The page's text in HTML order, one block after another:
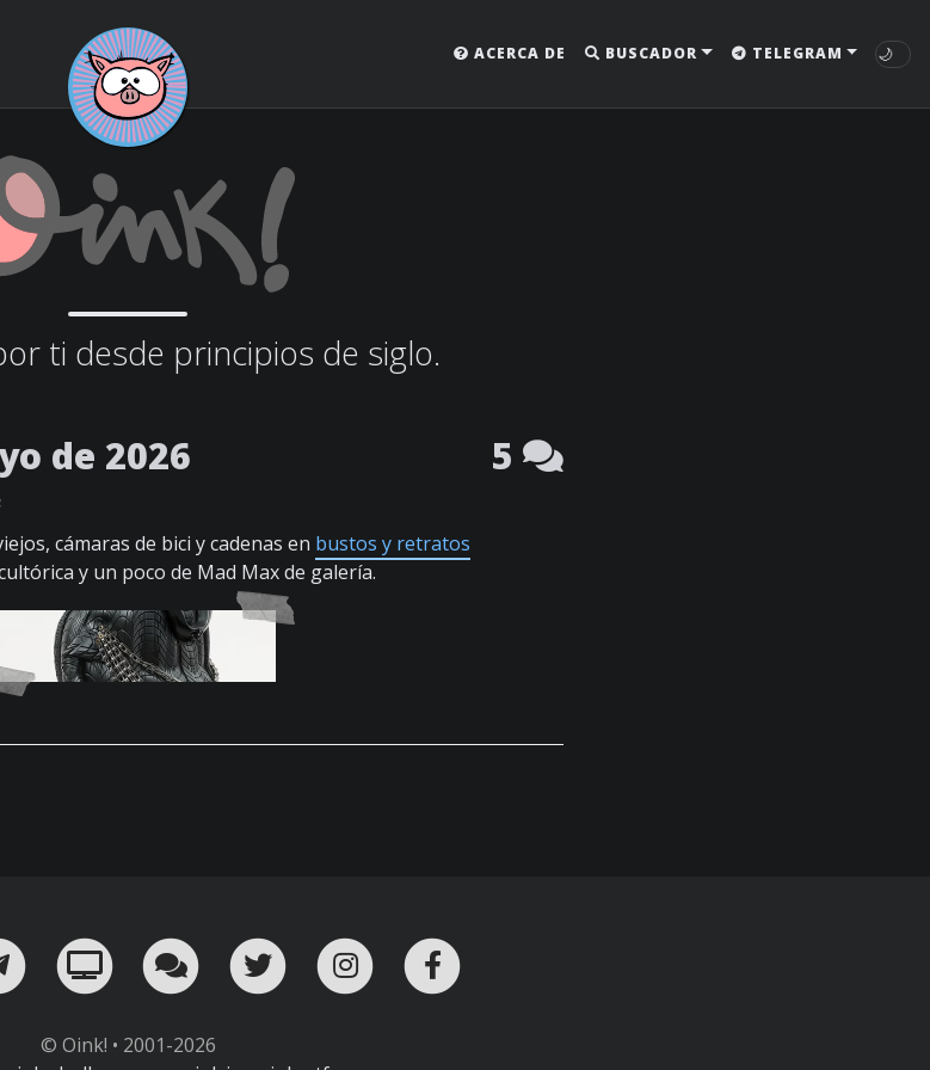
ACERCA DE BUSCADOR TELEGRAM 🌙
ti desde principios de siglo.
de 2026 5
cámaras de bici y cadenas en bustos y retratos
y un poco de Mad Max de galería.
un email!
¡Nuestro canal en Telegram!
Oink! TV Charla con nosotros en Telegram
Twitter Instagram
© Oink! • 2001-2026